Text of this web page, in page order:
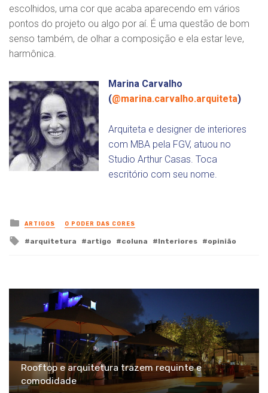
escolhidos, uma cor que acaba aparecendo em vários
pontos do projeto ou algo por aí. É uma questão de bom
senso também, de olhar a composição e ela estar leve,
harmônica.
Marina Carvalho
(@marina.carvalho.arquiteta)
Arquiteta e designer de interiores
com MBA pela FGV, atuou no
Studio Arthur Casas. Toca
escritório com seu nome.
Posted
in
ARTIGOS O PODER DAS CORES
Tagged
arquitetura artigo coluna Interiores opinião
Rooftop e arquitetura trazem requinte e
comodidade